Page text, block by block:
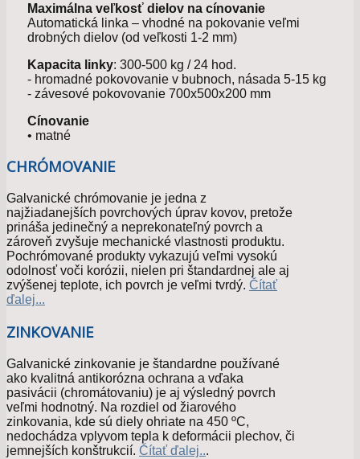
Maximálna veľkosť dielov na cínovanie
Automatická linka – vhodné na pokovanie veľmi
drobných dielov (od veľkosti 1-2 mm)
Kapacita linky: 300-500 kg / 24 hod.
- hromadné pokovovanie v bubnoch, násada 5-15 kg
- závesové pokovovanie 700x500x200 mm
Cínovanie
• matné
CHRÓMOVANIE
Galvanické chrómovanie je jedna z
najžiadanejších povrchových úprav kovov, pretože
prináša jedinečný a neprekonateľný povrch a
zároveň zvyšuje mechanické vlastnosti produktu.
Pochrómované produkty vykazujú veľmi vysokú
odolnosť voči korózii, nielen pri štandardnej ale aj
zvýšenej teplote, ich povrch je veľmi tvrdý. Čítať
ďalej...
ZINKOVANIE
Galvanické zinkovanie je štandardne používané
ako kvalitná antikorózna ochrana a vďaka
pasivácii (chromátovaniu) je aj výsledný povrch
veľmi hodnotný. Na rozdiel od žiarového
zinkovania, kde sú diely ohriate na 450 ºC,
nedochádza vplyvom tepla k deformácii plechov, či
jemnejších konštrukcií. Čítať ďalej...